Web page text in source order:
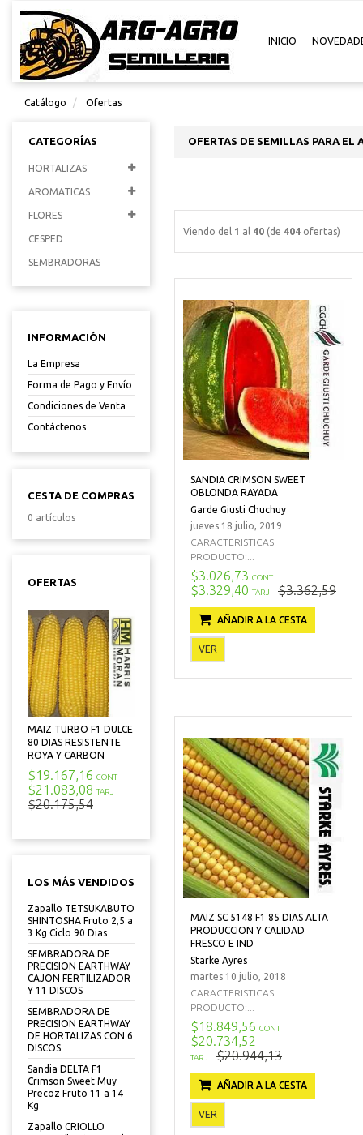
INICIO
Catálogo Ofertas
CATEGORÍAS
HORTALIZAS
AROMATICAS
FLORES
CESPED
SEMBRADORAS
INFORMACIÓN
La Empresa
Forma de Pago y Envío
Condiciones de Venta
Contáctenos
CESTA DE COMPRAS
0 artículos
OFERTAS
MAIZ TURBO F1 DULCE
80 DIAS RESISTENTE
ROYA Y CARBON
$19.167,16 CONT
$21.083,08 TARJ
$20.175,54
LOS MÁS VENDIDOS
Zapallo TETSUKABUTO
SHINTOSHA Fruto 2,5 a
3 Kg Ciclo 90 Dias
SEMBRADORA DE
PRECISION EARTHWAY
CAJON FERTILIZADOR
Y 11 DISCOS
SEMBRADORA DE
PRECISION EARTHWAY
DE HORTALIZAS CON 6
DISCOS
Sandia DELTA F1
Crimson Sweet Muy
Precoz Fruto 11 a 14
Kg
Zapallo CRIOLLO
OFERTAS DE SEMILLAS PARA
Viendo del 1 al 40 (de 404 ofertas)
SANDIA CRIMSON SWEET
OBLONDA RAYADA
Garde Giusti Chuchuy
jueves 18 julio, 2019
CARACTERISTICAS
PRODUCTO:...
$3.026,73 CONT
$3.329,40 TARJ $3.362,59
AÑADIR A LA CESTA
VER
MAIZ SC 5148 F1 85 DIAS ALTA
PRODUCCION Y CALIDAD
FRESCO E IND
Starke Ayres
martes 10 julio, 2018
CARACTERISTICAS
PRODUCTO:...
$18.849,56 CONT
$20.734,52
TARJ $20.944,13
AÑADIR A LA CESTA
VER